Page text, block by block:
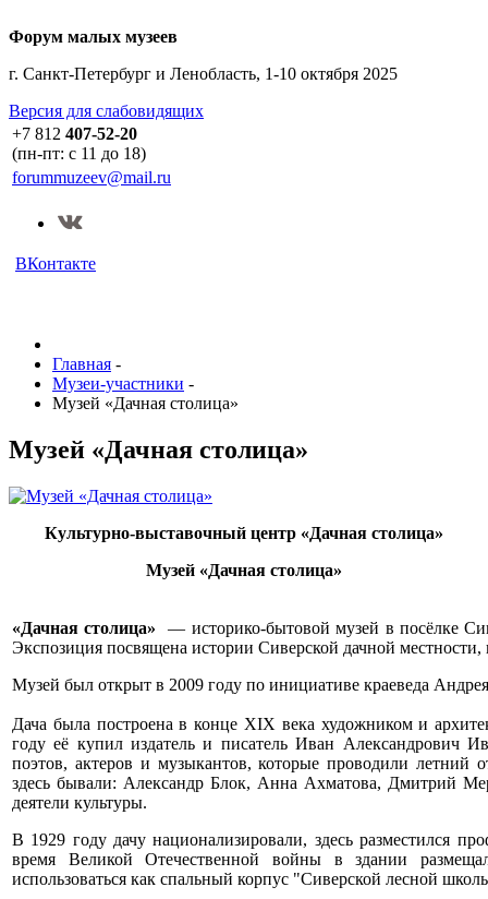
Форум малых музеев
г. Санкт-Петербург и Ленобласть, 1-10 октября 2025
Версия для слабовидящих
+7 812 407-52-20
(пн-пт: с 11 до 18)
forummuzeev@mail.ru
ВКонтакте
Главная -
Музеи-участники -
Музей «Дачная столица»
Музей «Дачная столица»
Культурно-выставочный центр «Дачная столица»
Музей «Дачная столица»
«Дачная столица» — историко-бытовой музей в посёлке
Экспозиция посвящена истории Сиверской дачной
Музей был открыт в 2009 году по инициативе краеведа
Дача была построена в конце XIX века художником и
году её купил издатель и писатель Иван Александрович
поэтов, актеров и музыкантов, которые проводили летний
здесь бывали: Александр Блок, Анна Ахматова, Дмитрий
деятели культуры.
В 1929 году дачу национализировали, здесь разместился
время Великой Отечественной войны в здании
использоваться как спальный корпус "Сиверской лесной